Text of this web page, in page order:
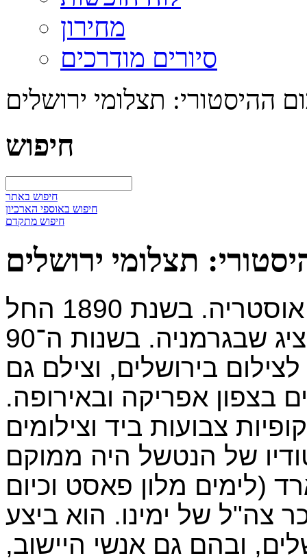
מחירון
סיורים מודרכים
ההיסטורי: תצלומי ירושלים
חיפוש
חיפוש באתר
חיפוש באוספי הארכיון
חיפוש מתקדם
תצלומי ירושלים
ברונו הנטשל נולד בזלצבורג, אוסטריה. בשנת 1890 החל
לעבוד כצלם וכמוציא לאור בלייפציג שבגרמניה. בשנות ה־90
לצילום בירושלים, וצילם גם
בצפון אפריקה ובאירופה.
צבועות ביד וצילומים
של הנטשל היה ממוקם
(לימים מלון פאסט וכיום
צה"ל של ימינו. הוא ביצע
ובהם גם אנשי היישוב,